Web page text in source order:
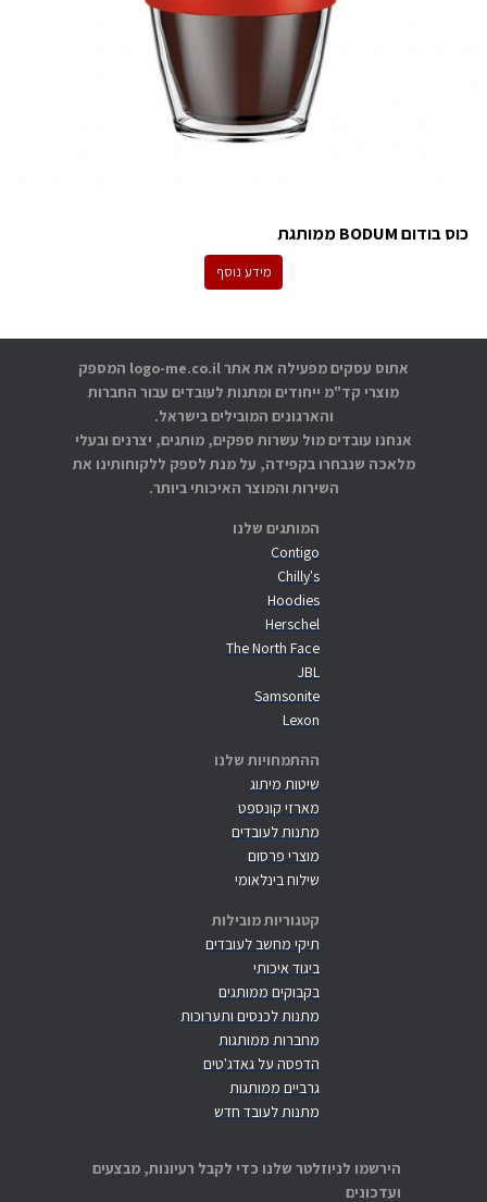
כוס בודום BODUM ממותגת
מידע נוסף
המותגים שלנו
Contigo
Chilly's
Hoodies
Herschel
The North Face
JBL
Samsonite
Lexon
ההתמחויות שלנו
שיטות מיתוג
מארזי קונספט
מתנות לעובדים
מוצרי פרסום
שילוח בינלאומי
קטגוריות מובילות
תיקי מחשב לעובדים
ביגוד איכותי
בקבוקים ממותגים
מתנות לכנסים ותערוכות
מחברות ממותגות
הדפסה על גאדג'טים
גרביים ממותגות
מתנות לעובד חדש
אתוס עסקים מפעילה את אתר logo-me.co.il המספק
מוצרי קד"מ ייחודים ומתנות לעובדים עבור החברות
והארגונים המובילים בישראל.
אנחנו עובדים מול עשרות ספקים, מותגים, יצרנים ובעלי
מלאכה שנבחרו בקפידה, על מנת לספק ללקוחותינו את
השירות והמוצר האיכותי ביותר.
הירשמו לניוזלטר שלנו כדי לקבל רעיונות, מבצעים
ועדכונים